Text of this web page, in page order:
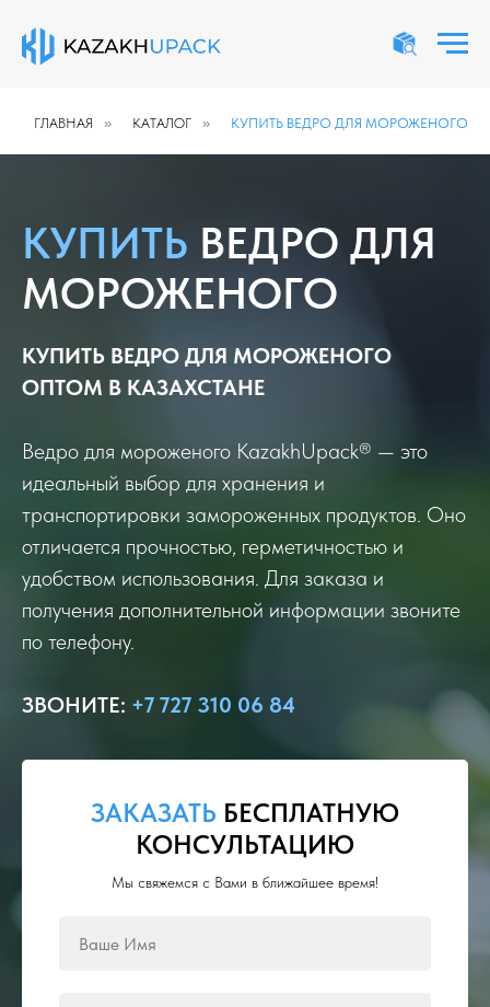
ГЛАВНАЯ » КАТАЛОГ » КУПИТЬ ВЕДРО ДЛЯ МОРОЖЕНОГО
КУПИТЬ ВЕДРО ДЛЯ
МОРОЖЕНОГО
КУПИТЬ ВЕДРО ДЛЯ МОРОЖЕНОГО
ОПТОМ В КАЗАХСТАНЕ
Ведро для мороженого KazakhUpack® — это
идеальный выбор для хранения и
транспортировки замороженных продуктов. Оно
отличается прочностью, герметичностью и
удобством использования. Для заказа и
получения дополнительной информации звоните
по телефону.
ЗВОНИТЕ: +7 727 310 06 84
ЗАКАЗАТЬ БЕСПЛАТНУЮ
КОНСУЛЬТАЦИЮ
Мы свяжемся с Вами в ближайшее время!